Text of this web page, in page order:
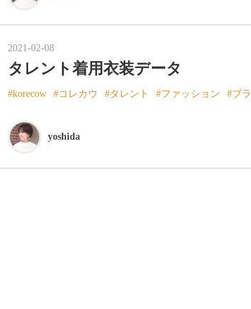
2021-02-08
タレント着用衣装データ
korecow コレカウ タレント ファッション ブ
yoshida